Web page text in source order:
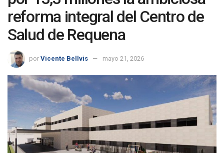
reforma integral del Centro de
Salud de Requena
por Vicente Bellvis mayo 21, 2026